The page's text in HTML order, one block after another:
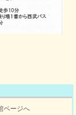
ページへ